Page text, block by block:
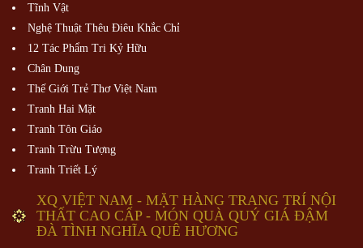
Tĩnh Vật
Nghệ Thuật Thêu Điêu Khắc Chỉ
12 Tác Phẩm Tri Kỷ Hữu
Chân Dung
Thế Giới Trẻ Thơ Việt Nam
Tranh Hai Mặt
Tranh Tôn Giáo
Tranh Trừu Tượng
Tranh Triết Lý
XQ VIỆT NAM - MẶT HÀNG TRANG TRÍ NỘI
THẤT CAO CẤP - MÓN QUÀ QUÝ GIÁ ĐẬM
ĐÀ TÌNH NGHĨA QUÊ HƯƠNG